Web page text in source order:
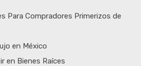
Para Compradores Primerizos de
en México
en Bienes Raíces